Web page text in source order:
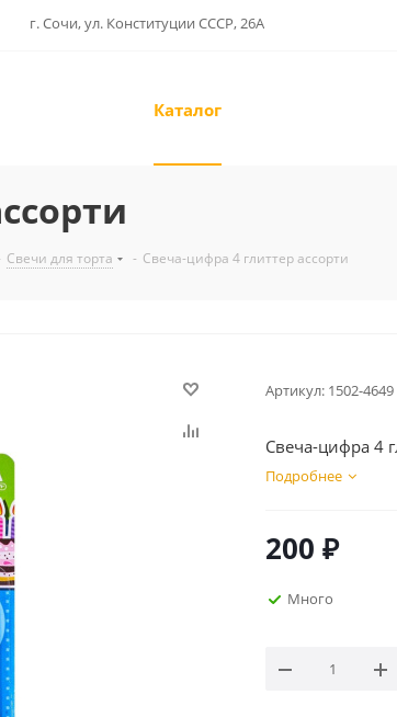
г. Сочи, ул. Конституции СССР, 26А
Каталог
Свечи для торта - Свеча-цифра 4 глиттер ассорти
Артикул: 1502-4649
Свеча-цифра 4
Подробнее
200 ₽
Много